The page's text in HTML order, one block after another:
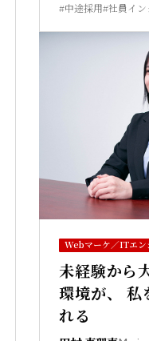
#中途採用#社員イン
Webマーケ／ITエン
未経験から
環境が、 私
れる